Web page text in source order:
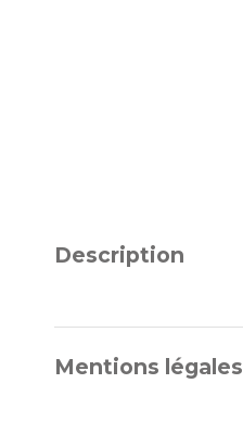
Description
Mentions légales